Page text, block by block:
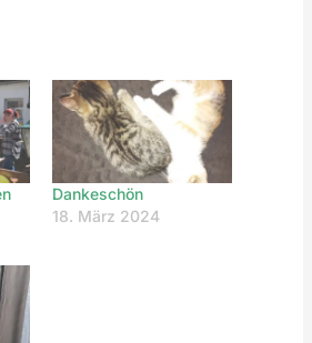
Dankeschön
18. März 2024